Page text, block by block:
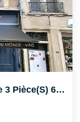
Appartement Nancy Vielle Ville 3 Pièce(s) 60 M2